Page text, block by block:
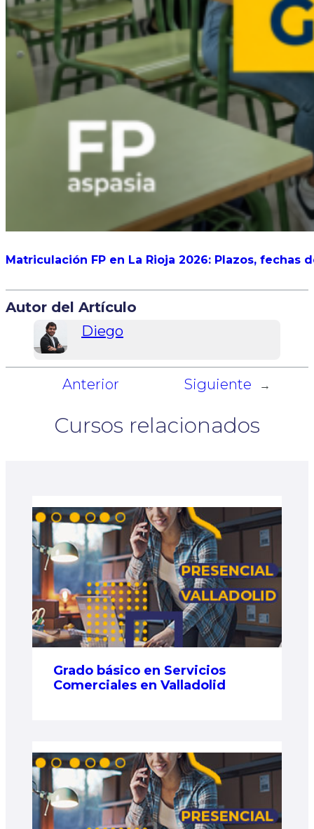
Matriculación FP en La Rioja 2026: Plazos,
Autor del Artículo
Diego
Anterior Siguiente →
Cursos relacionados
Grado básico en Servicios
Comerciales en Valladolid